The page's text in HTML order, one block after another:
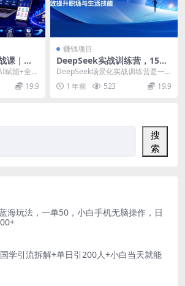
课｜多
工具落
变现闭
赋能+全域
平台运
19.9
赚钱项目
DeepSeek实战训练营，15大
场景全覆盖，手把手教你高效
提升职场与生活技能
DeepSeek场景化实战训练营是一
门针对生活与职场高频场景的课
程，通过15个具...
1 年前 523 19.9
搜
索
海玩法，一单50，小白手机无脑操作，日
学引流拆解+单日引200人+小白当天就能